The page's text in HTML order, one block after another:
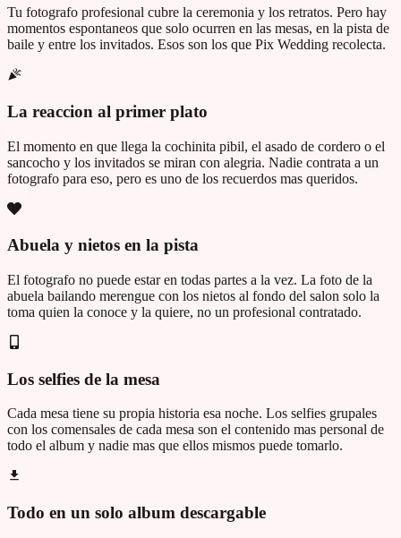
Tu fotografo profesional cubre la ceremonia y los retratos. Pero hay
momentos espontaneos que solo ocurren en las mesas, en la pista de
baile y entre los invitados. Esos son los que Pix Wedding recolecta.
La reaccion al primer plato
El momento en que llega la cochinita pibil, el asado de cordero o el
sancocho y los invitados se miran con alegria. Nadie contrata a un
fotografo para eso, pero es uno de los recuerdos mas queridos.
Abuela y nietos en la pista
El fotografo no puede estar en todas partes a la vez. La foto de la
abuela bailando merengue con los nietos al fondo del salon solo la
toma quien la conoce y la quiere, no un profesional contratado.
Los selfies de la mesa
Cada mesa tiene su propia historia esa noche. Los selfies grupales
con los comensales de cada mesa son el contenido mas personal de
todo el album y nadie mas que ellos mismos puede tomarlo.
Todo en un solo album descargable